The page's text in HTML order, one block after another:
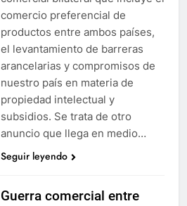
comercio preferencial de
productos entre ambos países,
el levantamiento de barreras
arancelarias y compromisos de
nuestro país en materia de
propiedad intelectual y
subsidios. Se trata de otro
anuncio que llega en medio…
Seguir leyendo
Guerra comercial entre